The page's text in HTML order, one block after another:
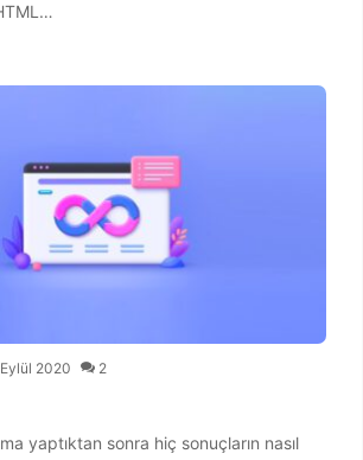
2020 2
yaptıktan sonra hiç sonuçların nasıl